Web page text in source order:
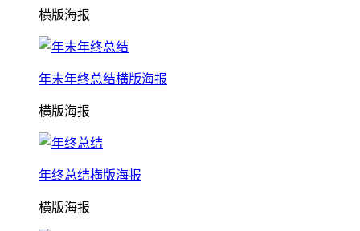
横版海报
年末年终总结横版海报
横版海报
年终总结横版海报
横版海报